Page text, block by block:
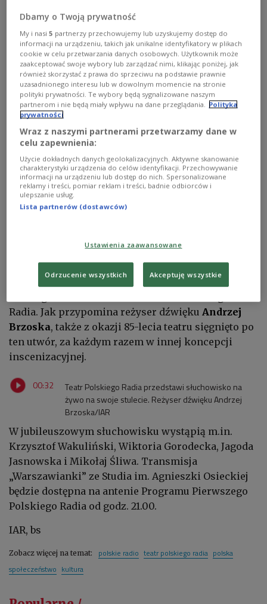
Słuchowisko "Warszawianka" zostanie zaprezentowane na żywo 29
listopada, czyli dokładnie w dniu setnej rocznicy inauguracji działalności
Teatru Polskiego Radia!
PR
Dzisiaj, 29 listopada o godz. 21.00 w Studiu
Muzycznym Polskiego Radia im. Agnieszki
Osieckiej w Warszawie zaprezentowane zostanie
aktorskie czytanie dramatu „Warszawianka”
Stanisława Wyspiańskiego. Młodzi aktorzy, m.in.
Maciej Kozakoszczak
podkreślają, że będzie to współczesne odczytanie
klasycznego tekstu.
Prezentacja „Warszawianki” na żywo nawiązuje do
historycznego słuchowiska w reżyseriiMikołaja
Alojzego Kaszyna, które 29 listopada 1925 roku
Radia. Jak przypomina reżyser dźwięku Andrzej
Brzoska, także z okazji 85-lecia teatru sięgnięto po
ten utwór, za każdym razem w innej koncepcji
inscenizacyjnej.
00:32
Teatr Polskiego Radia przedstawi słuchowisko na
żywo na swoje stulecie. Reżyser dźwięku Andrzej
Brzoska/IAR
W jubileuszowym słuchowisku wystąpią m.in.
Krzysztof Wakuliński, Wiktoria Gorodecka, Jagoda
Jasnowska i Mikołaj Śliwa. Transmisja
„Warszawianki” ze Studia im. Agnieszki Osieckiej
będzie dostępna na antenie Programu Pierwszego
Polskiego Radia od godz. 21.00.
IAR, bs
Zobacz więcej na temat: polskie radio teatr polskiego radia polska
społeczeństwo kultura
Dbamy o Twoją prywatność
My i nasi5 partnerzy przechowujemy lub uzyskujemy dostęp do
informacji na urządzeniu, takich jak unikalne identyfikatory w plikach
cookie w celu przetwarzania danych osobowych. Użytkownik może
zaakceptować swoje wybory lub zarządzać nimi, klikając poniżej, jak
również skorzystać z prawa do sprzeciwu na podstawie prawnie
uzasadnionego interesu lub w dowolnym momencie na stronie
polityki prywatności. Te wybory będą sygnalizowane naszym
partnerom i nie będą miały wpływu na dane przeglądania. Polityka
prywatności
Wraz z naszymi partnerami przetwarzamy dane w
celu zapewnienia:
Użycie dokładnych danych geolokalizacyjnych. Aktywne skanowanie
charakterystyki urządzenia do celów identyfikacji. Przechowywanie
informacji na urządzeniu lub dostęp do nich. Spersonalizowane
reklamy i treści, pomiar reklam i treści, badnie odbiorców i
ulepszanie usług.
Lista partnerów (dostawców)
Ustawienia zaawansowane
Odrzucenie wszystkich Akceptuję wszystkie